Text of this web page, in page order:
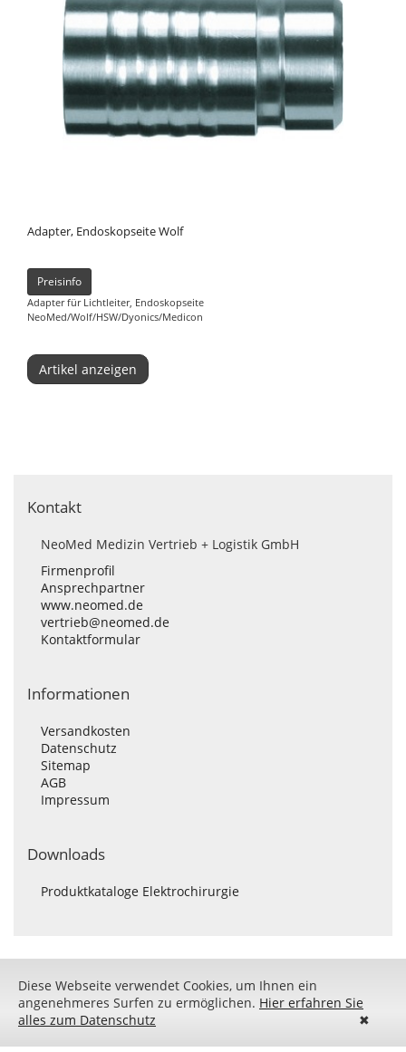
Adapter, Endoskopseite Wolf
Preisinfo
Adapter für Lichtleiter, Endoskopseite
NeoMed/Wolf/HSW/Dyonics/Medicon
Artikel anzeigen
Kontakt
NeoMed Medizin Vertrieb + Logistik GmbH
Firmenprofil
Ansprechpartner
www.neomed.de
vertrieb@neomed.de
Kontaktformular
Informationen
Versandkosten
Datenschutz
Sitemap
AGB
Impressum
Downloads
Produktkataloge Elektrochirurgie
Diese Webseite verwendet Cookies, um Ihnen ein
angenehmeres Surfen zu ermöglichen. Hier erfahren Sie
alles zum Datenschutz
✖